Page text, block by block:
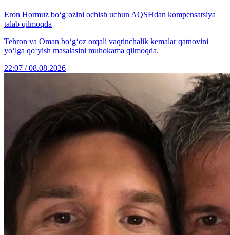
Eron Hormuz bo‘g‘ozini ochish uchun AQSHdan kompensatsiya
talab qilmoqda
Tehron va Oman bo‘g‘oz orqali vaqtinchalik kemalar qatnovini
yo‘lga qo‘yish masalasini muhokama qilmoqda.
22:07 / 08.08.2026